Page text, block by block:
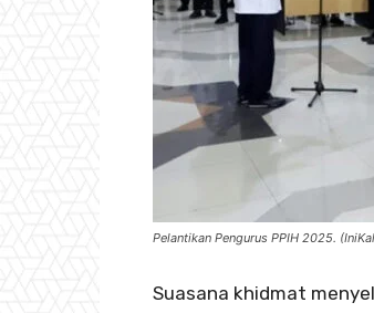
Pelantikan Pengurus PPIH 2025.
Suasana khidmat